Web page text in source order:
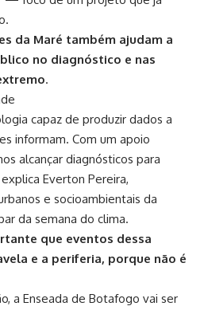
da Maré também ajudam a
no diagnóstico e nas
.
capaz de produzir dados a
informam. Com um apoio
alcançar diagnósticos para
Everton Pereira,
e socioambientais da
da semana do clima.
que eventos dessa
e a periferia, porque não é
a Enseada de Botafogo vai ser